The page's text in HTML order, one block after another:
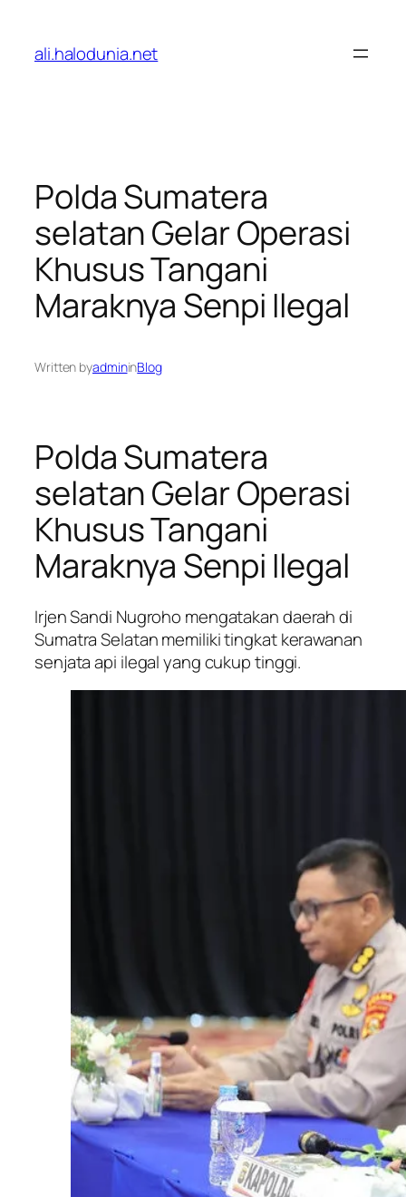
konten
ali.halodunia.net
Polda Sumatera
selatan Gelar Operasi
Khusus Tangani
Maraknya Senpi Ilegal
Written byadmininBlog
Polda Sumatera
selatan Gelar Operasi
Khusus Tangani
Maraknya Senpi Ilegal
Irjen Sandi Nugroho mengatakan daerah di
Sumatra Selatan memiliki tingkat kerawanan
senjata api ilegal yang cukup tinggi.